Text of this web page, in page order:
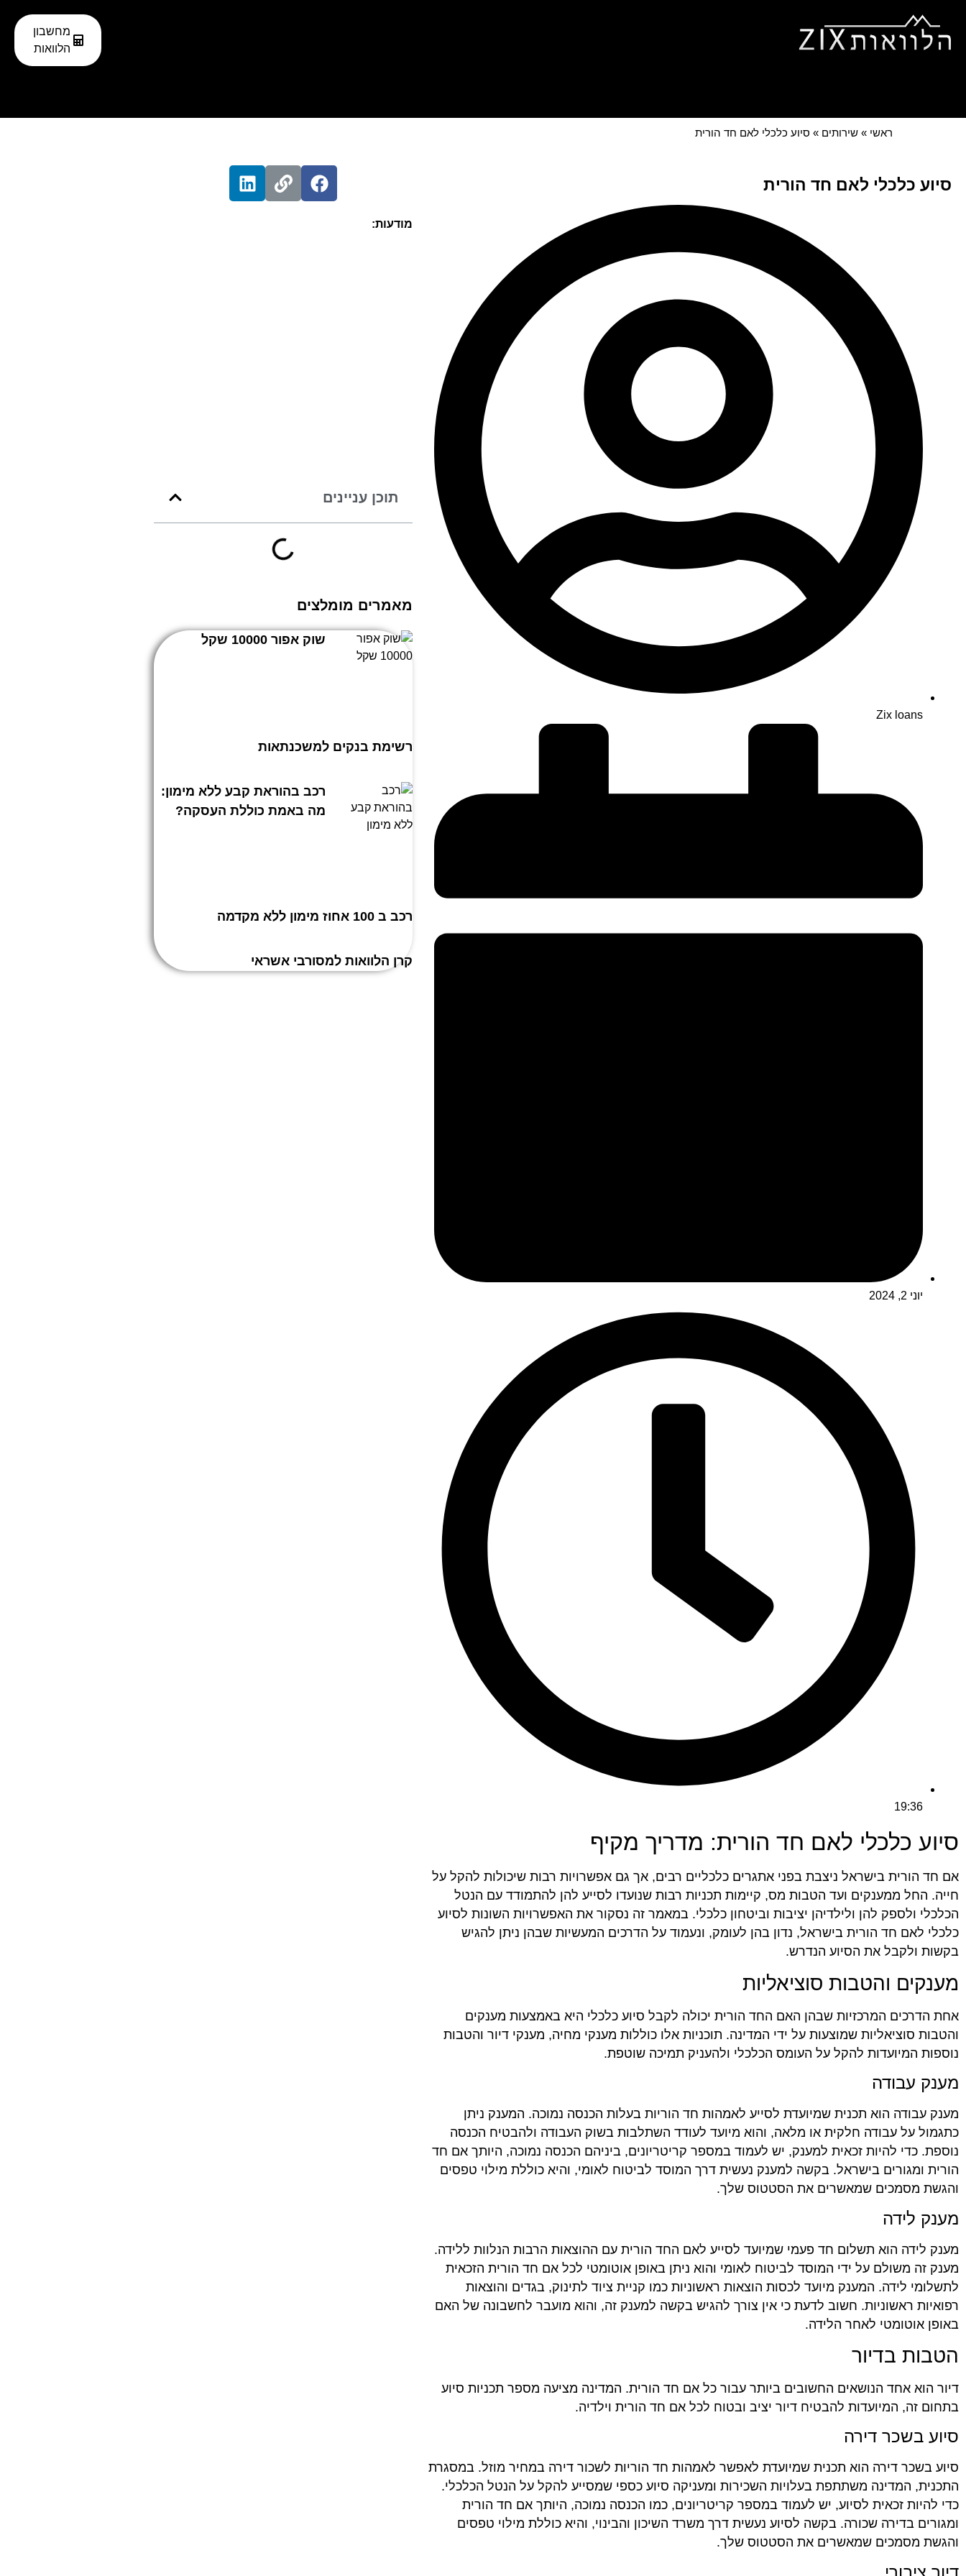
מחשבון
הלוואות
ראשי » שירותים » סיוע כלכלי לאם חד הורית
סיוע כלכלי לאם חד הורית
Zix loans
יוני 2, 2024
19:36
סיוע כלכלי לאם חד הורית: מדריך מקיף
אם חד הורית בישראל ניצבת בפני אתגרים כלכליים רבים, אך גם אפשרויות רבות שיכולות להקל על
חייה. החל ממענקים ועד הטבות מס, קיימות תכניות רבות שנועדו לסייע להן להתמודד עם הנטל
הכלכלי ולספק להן ולילדיהן יציבות וביטחון כלכלי. במאמר זה נסקור את האפשרויות השונות לסיוע
כלכלי לאם חד הורית בישראל, נדון בהן לעומק, ונעמוד על הדרכים המעשיות שבהן ניתן להגיש
בקשות ולקבל את הסיוע הנדרש.
מענקים והטבות סוציאליות
אחת הדרכים המרכזיות שבהן האם החד הורית יכולה לקבל סיוע כלכלי היא באמצעות מענקים
והטבות סוציאליות שמוצעות על ידי המדינה. תוכניות אלו כוללות מענקי מחיה, מענקי דיור והטבות
נוספות המיועדות להקל על העומס הכלכלי ולהעניק תמיכה שוטפת.
מענק עבודה
מענק עבודה הוא תכנית שמיועדת לסייע לאמהות חד הוריות בעלות הכנסה נמוכה. המענק ניתן
כתגמול על עבודה חלקית או מלאה, והוא מיועד לעודד השתלבות בשוק העבודה ולהבטיח הכנסה
נוספת. כדי להיות זכאית למענק, יש לעמוד במספר קריטריונים, ביניהם הכנסה נמוכה, היותך אם חד
הורית ומגורים בישראל. בקשה למענק נעשית דרך המוסד לביטוח לאומי, והיא כוללת מילוי טפסים
והגשת מסמכים שמאשרים את הסטטוס שלך.
מענק לידה
מענק לידה הוא תשלום חד פעמי שמיועד לסייע לאם החד הורית עם ההוצאות הרבות הנלוות ללידה.
מענק זה משולם על ידי המוסד לביטוח לאומי והוא ניתן באופן אוטומטי לכל אם חד הורית הזכאית
לתשלומי לידה. המענק מיועד לכסות הוצאות ראשוניות כמו קניית ציוד לתינוק, בגדים והוצאות
רפואיות ראשוניות. חשוב לדעת כי אין צורך להגיש בקשה למענק זה, והוא מועבר לחשבונה של האם
באופן אוטומטי לאחר הלידה.
הטבות בדיור
דיור הוא אחד הנושאים החשובים ביותר עבור כל אם חד הורית. המדינה מציעה מספר תכניות סיוע
בתחום זה, המיועדות להבטיח דיור יציב ובטוח לכל אם חד הורית וילדיה.
סיוע בשכר דירה
סיוע בשכר דירה הוא תכנית שמיועדת לאפשר לאמהות חד הוריות לשכור דירה במחיר מוזל. במסגרת
התכנית, המדינה משתתפת בעלויות השכירות ומעניקה סיוע כספי שמסייע להקל על הנטל הכלכלי.
כדי להיות זכאית לסיוע, יש לעמוד במספר קריטריונים, כמו הכנסה נמוכה, היותך אם חד הורית
ומגורים בדירה שכורה. בקשה לסיוע נעשית דרך משרד השיכון והבינוי, והיא כוללת מילוי טפסים
והגשת מסמכים שמאשרים את הסטטוס שלך.
דיור ציבורי
מודעות:
תוכן עניינים
מאמרים מומלצים
שוק אפור 10000 שקל
רשימת בנקים למשכנתאות
רכב בהוראת קבע ללא מימון:
מה באמת כוללת העסקה?
רכב ב 100 אחוז מימון ללא מקדמה
קרן הלוואות למסורבי אשראי